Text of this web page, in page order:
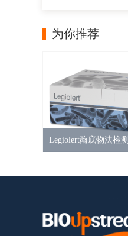
为你推荐
Legiolert酶底物法检